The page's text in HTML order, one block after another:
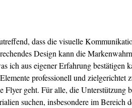
dass die visuelle
Design kann die
ich aus eigener Erfahrung
professionell und zielgerichtet
Flyer geht. Für alle, die Unterstützung
suchen, insbesondere im Bereich